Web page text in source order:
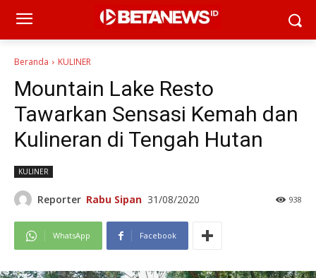
Beranda KULINER
Mountain Lake Resto
Tawarkan Sensasi Kemah dan
Kulineran di Tengah Hutan
KULINER
Reporter Rabu Sipan 31/08/2020 938
WhatsApp Facebook